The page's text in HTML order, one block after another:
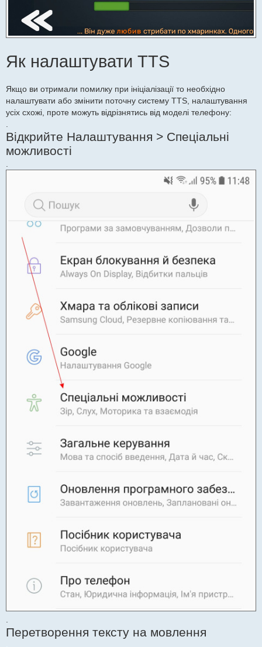
Як налаштувати TTS
Якщо ви отримали помилку при ініціалізації то необхідно
налаштувати або змінити поточну систему TTS, налаштування
усіх схожі, проте можуть відрізнятись від моделі телефону:
Відкрийте Налаштування > Спеціальні
можливості
Перетворення тексту на мовлення